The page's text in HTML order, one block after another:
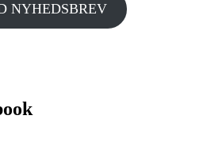
NYHEDSBREV